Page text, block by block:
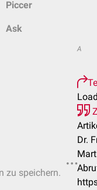
Piccer
Ask
zu speichern.
A
Dr.